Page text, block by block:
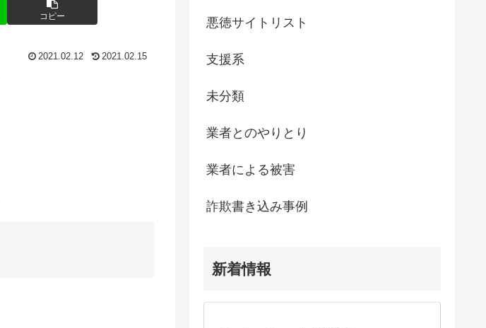
コピー
2021.02.12 2021.02.15
悪徳サイトリスト
支援系
未分類
業者とのやりとり
業者による被害
詐欺書き込み事例
新着情報